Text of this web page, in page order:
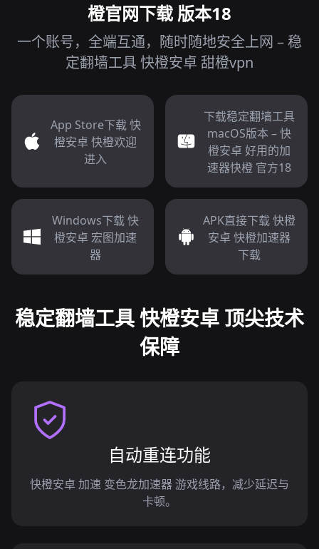
橙官网下载 版本18
一个账号，全端互通，随时随地安全上网 – 稳
定翻墙工具 快橙安卓 甜橙vpn
App Store下载 快
橙安卓 快橙欢迎
进入
下载稳定翻墙工具
macOS版本 – 快
橙安卓 好用的加
速器快橙 官方18
Windows下载 快
橙安卓 宏图加速
器
APK直接下载 快橙
安卓 快橙加速器
下载
稳定翻墙工具 快橙安卓 顶尖技术
保障
自动重连功能
快橙安卓 加速 变色龙加速器 游戏线路，减少延迟与
卡顿。